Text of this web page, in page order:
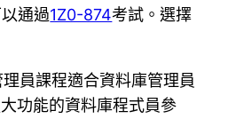
通過1Z0-874考試。選擇
員課程適合資料庫管理員
功能的資料庫程式員參